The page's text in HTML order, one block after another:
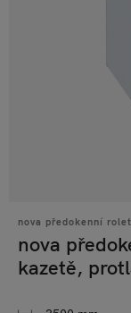
nova předokenní
nova
kazetě,